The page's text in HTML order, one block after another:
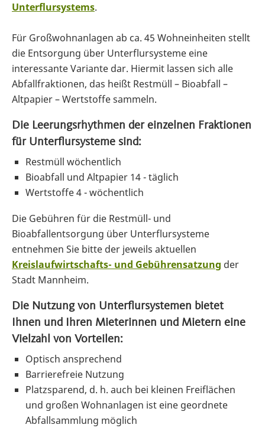
Unterflursystems.
Für Großwohnanlagen ab ca. 45 Wohneinheiten stellt
die Entsorgung über Unterflursysteme eine
interessante Variante dar. Hiermit lassen sich alle
Abfallfraktionen, das heißt Restmüll – Bioabfall –
Altpapier – Wertstoffe sammeln.
Die Leerungsrhythmen der einzelnen Fraktionen
für Unterflursysteme sind:
Restmüll wöchentlich
Bioabfall und Altpapier 14 - täglich
Wertstoffe 4 - wöchentlich
Die Gebühren für die Restmüll- und
Bioabfallentsorgung über Unterflursysteme
entnehmen Sie bitte der jeweils aktuellen
Kreislaufwirtschafts- und Gebührensatzung der
Stadt Mannheim.
Die Nutzung von Unterflursystemen bietet
Ihnen und Ihren Mieterinnen und Mietern eine
Vielzahl von Vorteilen:
Optisch ansprechend
Barrierefreie Nutzung
Platzsparend, d. h. auch bei kleinen Freiflächen
und großen Wohnanlagen ist eine geordnete
Abfallsammlung möglich